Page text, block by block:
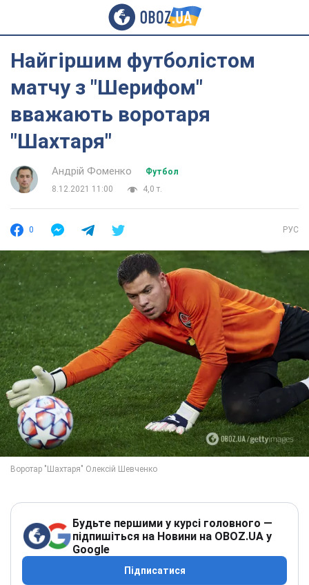
Найгіршим футболістом
матчу з "Шерифом"
вважають воротаря
"Шахтаря"
Андрій Фоменко
Футбол
8.12.2021 11:00
4,0 т.
0 РУС
Будьте першими у курсі головного —
підпишіться на Новини на OBOZ.UA у
Google
Підписатися